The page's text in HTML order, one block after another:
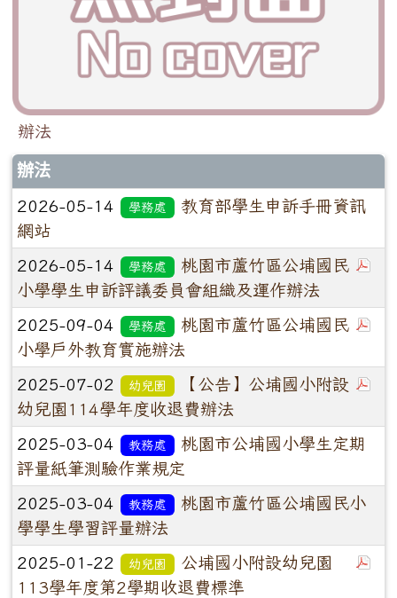
辦法
辦法
2026-05-14 學務處
教育部學生申訴手冊資訊
網站
2026-05-14 學務處
桃園市蘆竹區公埔國民
小學學生申訴評議委員會組織及運作辦法
2025-09-04 學務處
桃園市蘆竹區公埔國民
小學戶外教育實施辦法
2025-07-02 幼兒園
【公告】公埔國小附設
幼兒園114學年度收退費辦法
2025-03-04 教務處
桃園市公埔國小學生定期
評量紙筆測驗作業規定
2025-03-04 教務處
桃園市蘆竹區公埔國民小
學學生學習評量辦法
2025-01-22 幼兒園
公埔國小附設幼兒園
113學年度第2學期收退費標準